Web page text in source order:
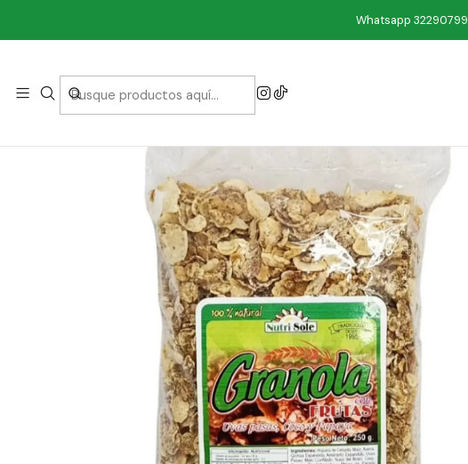
WhatsappInicio